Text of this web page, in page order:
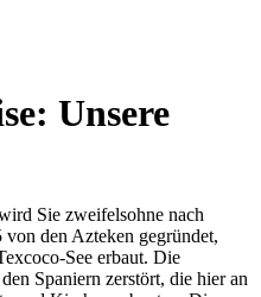
Unsere
Sie zweifelsohne nach
den Azteken gegründet,
See erbaut. Die
Spaniern zerstört, die hier an